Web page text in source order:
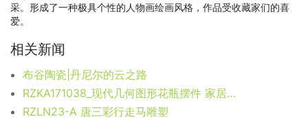
采。形成了一种极具个性的人物画绘画风格，作品受收藏家们的喜
爱。
相关新闻
布谷陶瓷|丹尼尔的云之路
RZKA171038_现代几何图形花瓶摆件 家居装饰陶瓷花瓶 简约风格
RZLN23-A 唐三彩行走马雕塑